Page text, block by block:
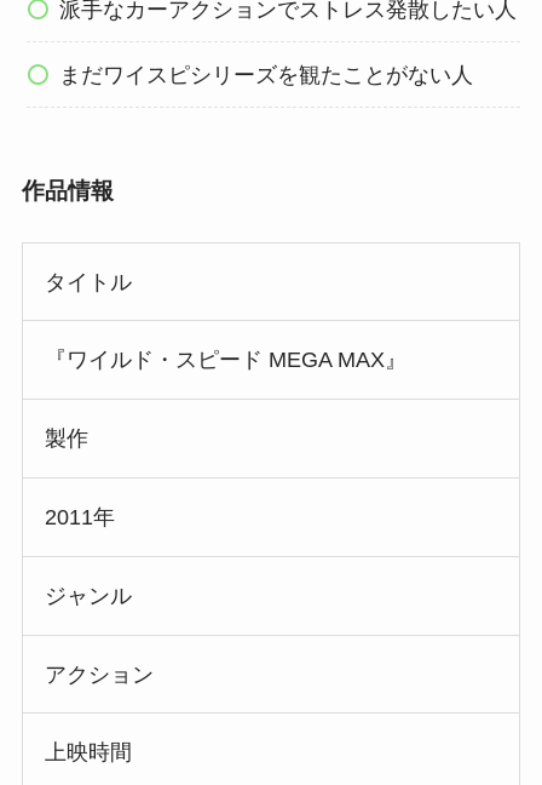
派手なカーアクションでストレス発散したい人
まだワイスピシリーズを観たことがない人
作品情報
タイトル
『ワイルド・スピード MEGA MAX』
製作
2011年
ジャンル
アクション
上映時間